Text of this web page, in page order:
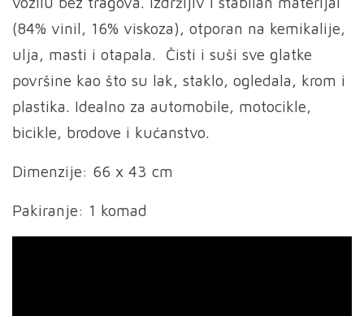
(84% vinil, 16% viskoza), otporan na kemikalije,
ulja, masti i otapala. Čisti i suši sve glatke
površine kao što su lak, staklo, ogledala, krom i
plastika. Idealno za automobile, motocikle,
bicikle, brodove i kućanstvo.
Dimenzije: 66 x 43 cm
Pakiranje: 1 komad